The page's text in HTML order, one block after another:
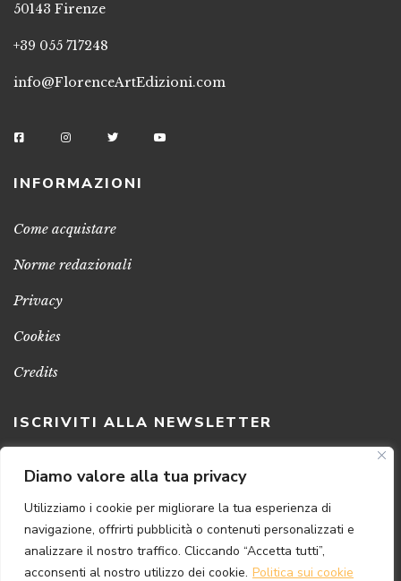
Diamo valore alla tua privacy
Utilizziamo i cookie per migliorare la tua esperienza di
navigazione, offrirti pubblicità o contenuti personalizzati e
analizzare il nostro traffico. Cliccando “Accetta tutti”,
acconsenti al nostro utilizzo dei cookie. Politica sui cookie
50143 Firenze
+39 055 717248
info@FlorenceArtEdizioni.com
INFORMAZIONI
Come acquistare
Norme redazionali
Privacy
Cookies
Credits
ISCRIVITI ALLA NEWSLETTER
Clicca sul pulsante per ricevere le nostre ultime novità,
notizie e promozioni
ISCRIVITI ADESSO